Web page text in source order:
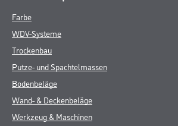
Farbe
WDV-Systeme
Trockenbau
Putze- und Spachtelmassen
Bodenbeläge
Wand- & Deckenbeläge
Werkzeug & Maschinen